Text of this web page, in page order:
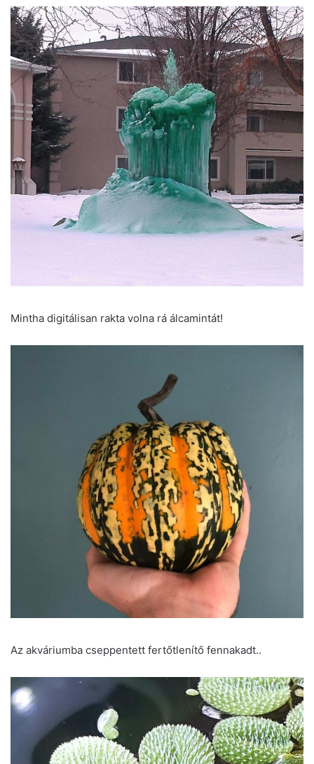
Mintha digitálisan rakta volna rá álcamintát!
Az akváriumba cseppentett fertőtlenítő fennakadt..